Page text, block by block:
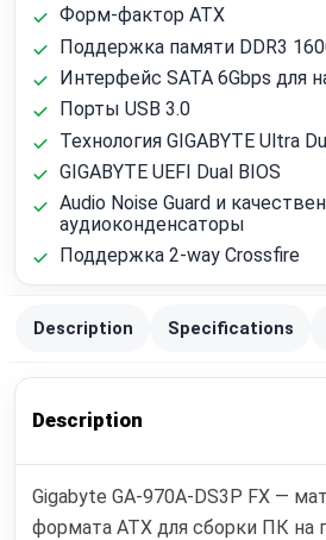
Форм-фактор ATX
Поддержка памяти DDR3
Интерфейс SATA 6Gbps для
Порты USB 3.0
Технология GIGABYTE Ultra
GIGABYTE UEFI Dual BIOS
Audio Noise Guard и
аудиоконденсаторы
Поддержка 2-way Crossfire
Description Specifications
Description
Gigabyte GA-970A-DS3P FX —
формата ATX для сборки ПК на